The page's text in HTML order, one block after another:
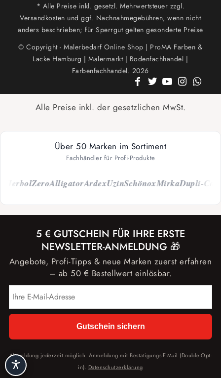
* Alle Preise inkl. gesetzl. Mehrwertsteuer zzgl.
Versandkosten und ggf. Nachnahmegebühren, wenn nicht
anders beschrieben; für Sperrgut gelten gesonderte Preise
© Copyright - Malerbedarf Online Shop | ProMA Farben &
Lacke Hamburg | Malermarkt | Bodenfachhandel |
Farbenfachhandel. 2026
Alle Preise inkl. der gesetzlichen MwSt.
Über 50 Marken im Sortiment
Fachhändler für Profi-Produkte
ZeroAlligatorArdexUzinSchönoxMirkaDupli-Color
5 € GUTSCHEIN FÜR IHRE ERSTE
NEWSLETTER-ANMELDUNG 🎁
Angebote, Profi-Tipps & neue Marken zuerst erfahren
– ab 50 € Bestellwert einlösbar.
Gutschein sichern
Abmeldung jederzeit möglich. Anmeldung mit Bestätigungs-E-Mail (Double-Opt-
in). Datenschutzerklärung